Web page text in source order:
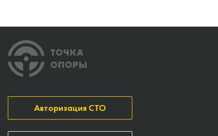
Авторизация СТО